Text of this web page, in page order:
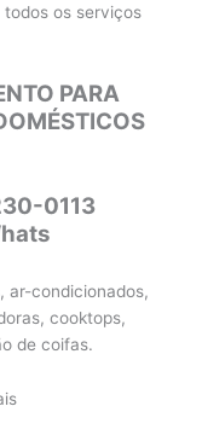
os serviços
PARA
0113
ar-condicionados,
cooktops,
de coifas.